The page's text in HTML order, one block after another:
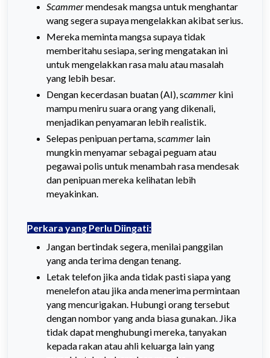
Scammermendesak mangsa untuk menghantar
wang segera supaya mengelakkan akibat serius.
Mereka meminta mangsa supaya tidak
memberitahu sesiapa, sering mengatakan ini
untuk mengelakkan rasa malu atau masalah
yang lebih besar.
Dengan kecerdasan buatan (AI), scammer kini
mampu meniru suara orang yang dikenali,
menjadikan penyamaran lebih realistik.
Selepas penipuan pertama, scammer lain
mungkin menyamar sebagai peguam atau
pegawai polis untuk menambah rasa mendesak
dan penipuan mereka kelihatan lebih
meyakinkan.
Perkara yang Perlu Diingati:
Jangan bertindak segera, menilai panggilan
yang anda terima dengan tenang.
Letak telefon jika anda tidak pasti siapa yang
menelefon atau jika anda menerima permintaan
yang mencurigakan. Hubungi orang tersebut
dengan nombor yang anda biasa gunakan. Jika
tidak dapat menghubungi mereka, tanyakan
kepada rakan atau ahli keluarga lain yang